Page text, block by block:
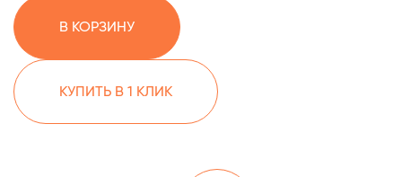
В КОРЗИНУ
КУПИТЬ В 1 КЛИК